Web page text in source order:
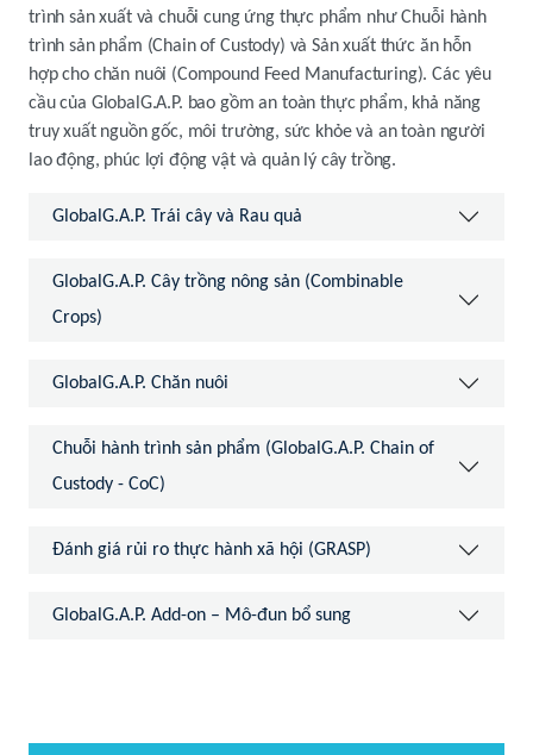
trình sản xuất và chuỗi cung ứng thực phẩm như Chuỗi hành
trình sản phẩm (Chain of Custody) và Sản xuất thức ăn hỗn
hợp cho chăn nuôi (Compound Feed Manufacturing). Các yêu
cầu của GlobalG.A.P. bao gồm an toàn thực phẩm, khả năng
truy xuất nguồn gốc, môi trường, sức khỏe và an toàn người
lao động, phúc lợi động vật và quản lý cây trồng.
GlobalG.A.P. Trái cây và Rau quả
GlobalG.A.P. Cây trồng nông sản (Combinable
Crops)
GlobalG.A.P. Chăn nuôi
Chuỗi hành trình sản phẩm (GlobalG.A.P. Chain of
Custody - CoC)
Đánh giá rủi ro thực hành xã hội (GRASP)
GlobalG.A.P. Add-on – Mô-đun bổ sung